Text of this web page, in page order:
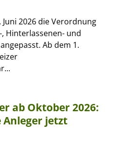
2026 die Verordnung
Hinterlassenen- und
Ab dem 1.
ab Oktober 2026:
jetzt